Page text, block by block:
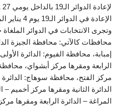
الإعادة في الدوائر الـ19 يوم 4 يناير المقبل.
محافظات كالآتي: محافظة الجيزة
إمبابة، محافظة الفيوم: الدائرة
الرابعة ومقرها مركز أبشواي،
مركز الفتح، محافظة سوهاج:
الدائرة الثانية ومقرها مركز أخميم –
المراغة – الدائرة الرابعة ومقرها